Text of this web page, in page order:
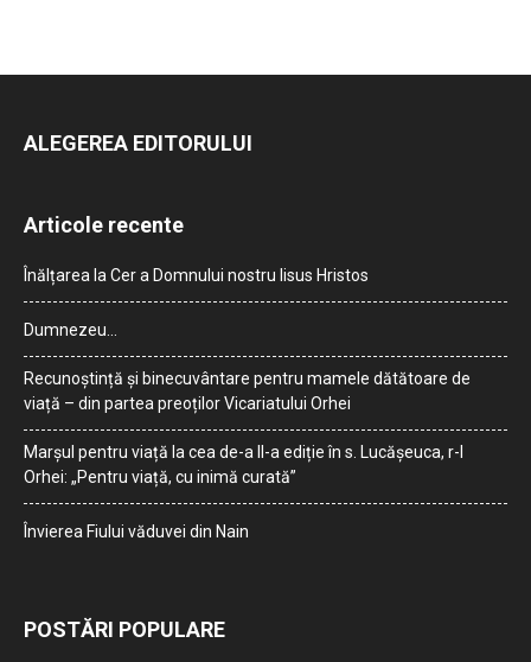
ALEGEREA EDITORULUI
Articole recente
Înălțarea la Cer a Domnului nostru Iisus Hristos
Dumnezeu…
Recunoștință și binecuvântare pentru mamele dătătoare de
viață – din partea preoților Vicariatului Orhei
Marșul pentru viață la cea de-a II-a ediție în s. Lucășeuca, r-l
Orhei: „Pentru viață, cu inimă curată”
Învierea Fiului văduvei din Nain
POSTĂRI POPULARE